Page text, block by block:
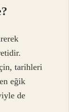
tarihleri
eğik
de